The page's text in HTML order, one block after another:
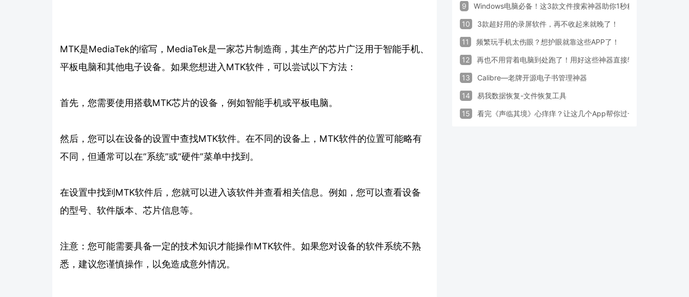
MTK是MediaTek的缩写，MediaTek是一家芯片制造商，其生产的芯片广泛用于智能手机、
平板电脑和其他电子设备。如果您想进入MTK软件，可以尝试以下方法：
首先，您需要使用搭载MTK芯片的设备，例如智能手机或平板电脑。
然后，您可以在设备的设置中查找MTK软件。在不同的设备上，MTK软件的位置可能略有
不同，但通常可以在“系统”或“硬件”菜单中找到。
在设置中找到MTK软件后，您就可以进入该软件并查看相关信息。例如，您可以查看设备
的型号、软件版本、芯片信息等。
注意：您可能需要具备一定的技术知识才能操作MTK软件。如果您对设备的软件系统不熟
悉，建议您谨慎操作，以免造成意外情况。
9 Windows电脑必备！这3款文件搜索神器助你1秒精准定位文件
10 3款超好用的录屏软件，再不收起来就晚了！
11 频繁玩手机太伤眼？想护眼就靠这些APP了！
12 再也不用背着电脑到处跑了！用好这些神器直接轻松办公
13 Calibre—老牌开源电子书管理神器
14 易我数据恢复-文件恢复工具
15 看完《声临其境》心痒痒？让这几个App帮你过一把配音瘾